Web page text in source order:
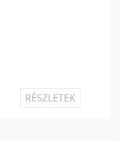
RÉSZLETEK